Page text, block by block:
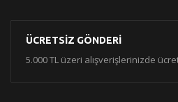
ÜCRETSİZ GÖNDERİ
5.000 TL üzeri alışverişlerinizde